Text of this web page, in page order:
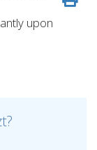
upon